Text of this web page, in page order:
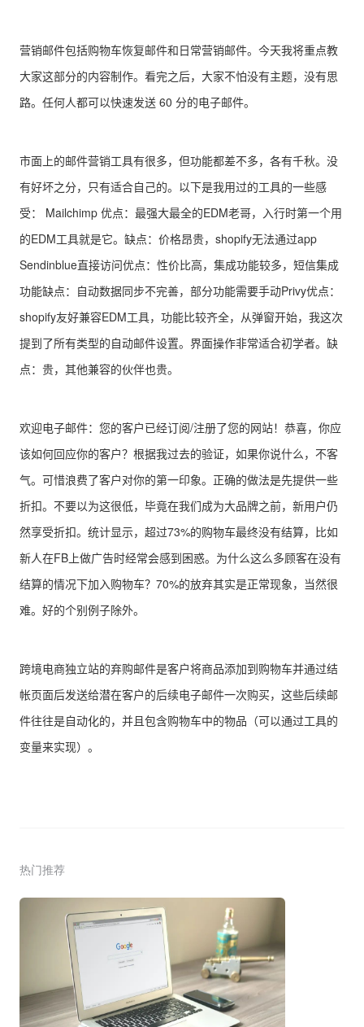
营销邮件包括购物车恢复邮件和日常营销邮件。今天我将重点教
大家这部分的内容制作。看完之后，大家不怕没有主题，没有思
路。任何人都可以快速发送 60 分的电子邮件。
市面上的邮件营销工具有很多，但功能都差不多，各有千秋。没
有好坏之分，只有适合自己的。以下是我用过的工具的一些感
受： Mailchimp 优点：最强大最全的EDM老哥，入行时第一个用
的EDM工具就是它。缺点：价格昂贵，shopify无法通过app
Sendinblue直接访问优点：性价比高，集成功能较多，短信集成
功能缺点：自动数据同步不完善，部分功能需要手动Privy优点：
shopify友好兼容EDM工具，功能比较齐全，从弹窗开始，我这次
提到了所有类型的自动邮件设置。界面操作非常适合初学者。缺
点：贵，其他兼容的伙伴也贵。
欢迎电子邮件：您的客户已经订阅/注册了您的网站！恭喜，你应
该如何回应你的客户？根据我过去的验证，如果你说什么，不客
气。可惜浪费了客户对你的第一印象。正确的做法是先提供一些
折扣。不要以为这很低，毕竟在我们成为大品牌之前，新用户仍
然享受折扣。统计显示，超过73%的购物车最终没有结算，比如
新人在FB上做广告时经常会感到困惑。为什么这么多顾客在没有
结算的情况下加入购物车？70%的放弃其实是正常现象，当然很
难。好的个别例子除外。
跨境电商独立站的弃购邮件是客户将商品添加到购物车并通过结
帐页面后发送给潜在客户的后续电子邮件一次购买，这些后续邮
件往往是自动化的，并且包含购物车中的物品（可以通过工具的
变量来实现）。
热门推荐